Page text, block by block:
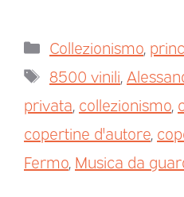
Collezionismo
8500 vinili
privata collezionismo
copertine d'autore
Fermo Musica da